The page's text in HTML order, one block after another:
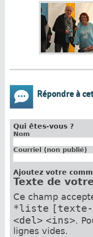
Répondre à
Qui êtes-vous ?
Nom
Courriel (non publié)
Ajoutez votre
Texte de
Ce champ
*liste
<del> <ins>.
lignes vides.